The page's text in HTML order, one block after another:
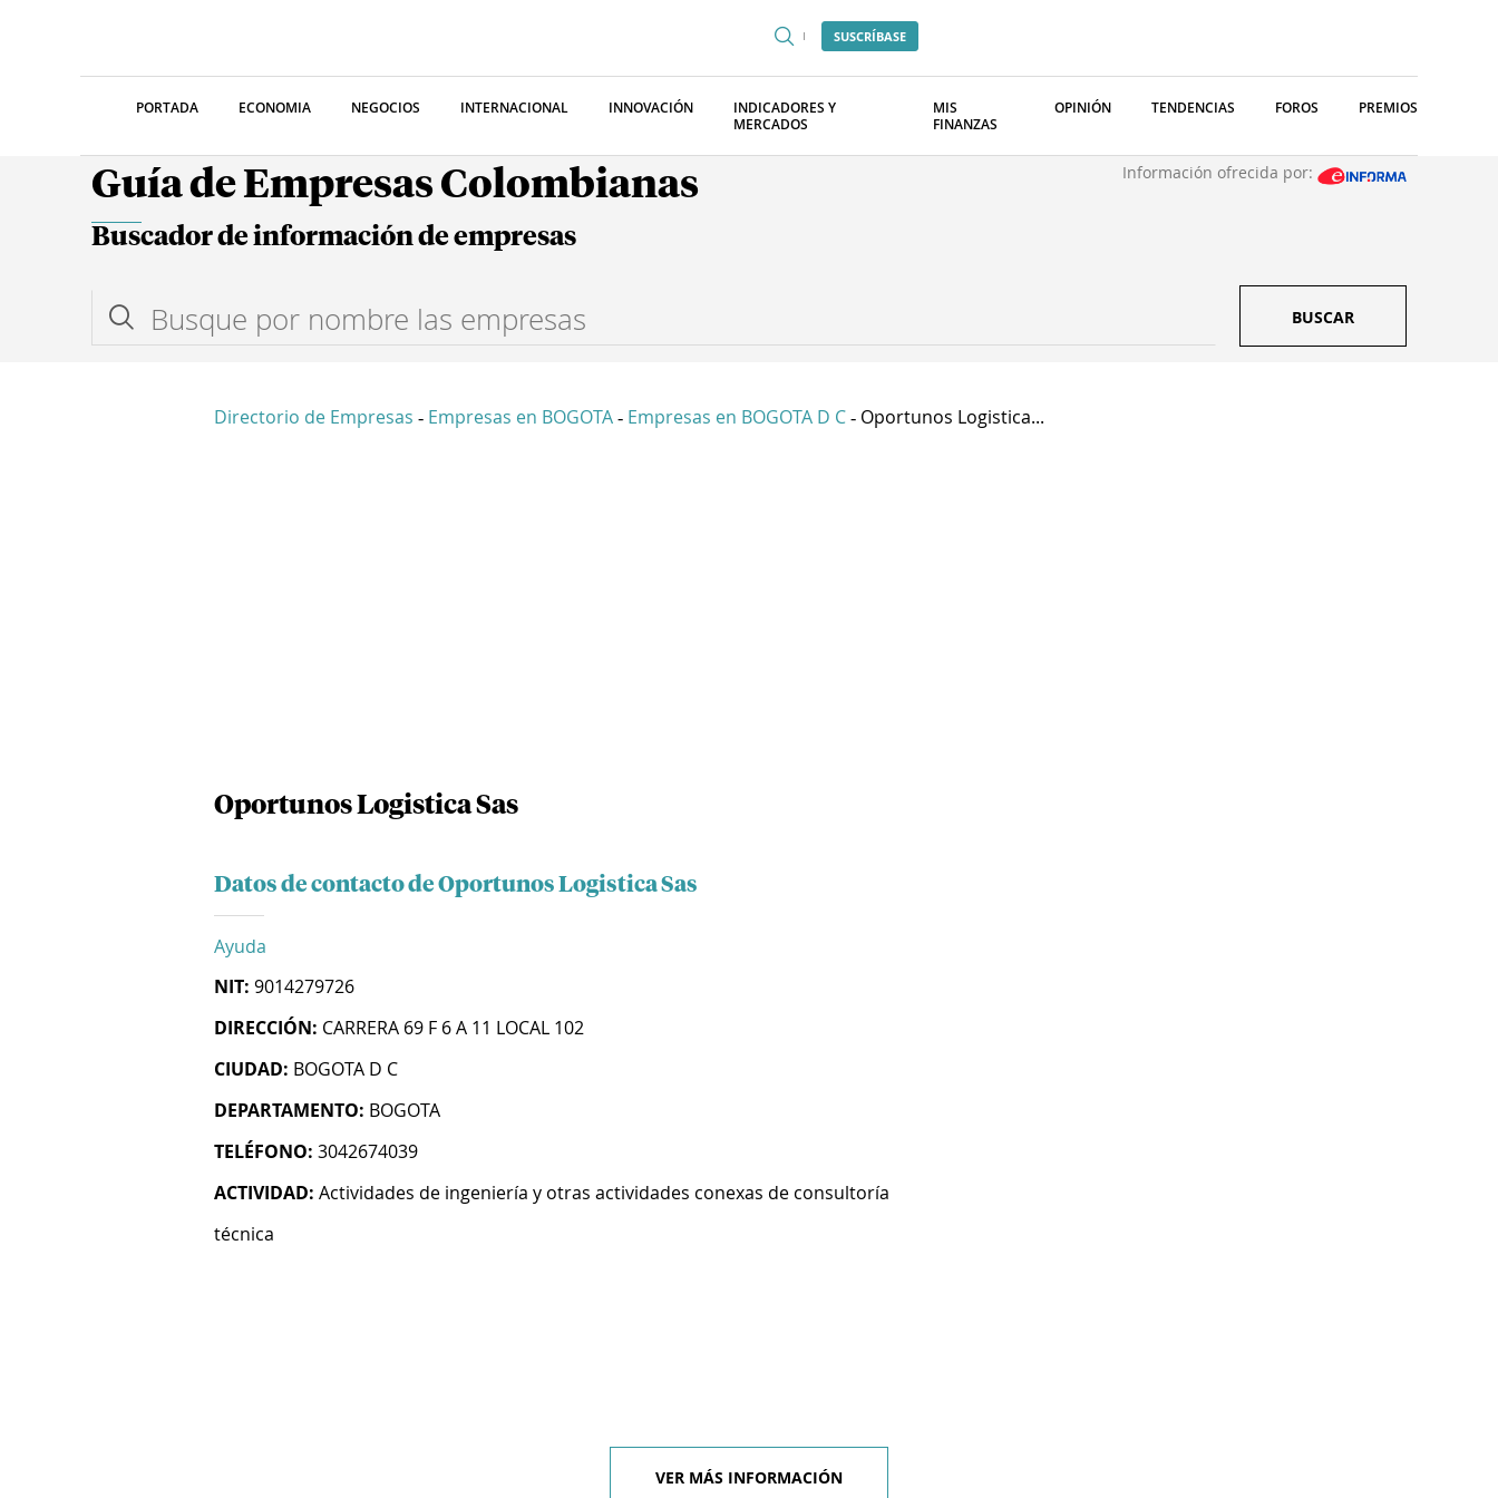
SUSCRÍBASE
PORTADA ECONOMIA NEGOCIOS INTERNACIONAL INNOVACIÓN
INDICADORES Y
MERCADOS
MIS
FINANZAS
OPINIÓN TENDENCIAS FOROS PREMIOS
Guía de Empresas Colombianas Información ofrecida por:
Buscador de información de empresas
BUSCAR
Directorio de Empresas - Empresas en BOGOTA - Empresas en BOGOTA D C - Oportunos Logistica...
Oportunos Logistica Sas
Datos de contacto de Oportunos Logistica Sas
Ayuda
NIT: 9014279726
DIRECCIÓN: CARRERA 69 F 6 A 11 LOCAL 102
CIUDAD: BOGOTA D C
DEPARTAMENTO: BOGOTA
TELÉFONO: 3042674039
ACTIVIDAD: Actividades de ingeniería y otras actividades conexas de consultoría
técnica
VER MÁS INFORMACIÓN